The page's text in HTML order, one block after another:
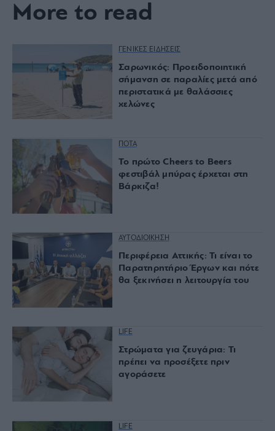
More to read
ΓΕΝΙΚΕΣ ΕΙΔΗΣΕΙΣ
Σαρωνικός: Προειδοποιητική
σήμανση σε παραλίες μετά από
περιστατικά με θαλάσσιες
χελώνες
ΠΟΤΑ
Το πρώτο Cheers to Beers
φεστιβάλ μπύρας έρχεται στη
Βάρκιζα!
ΑΥΤΟΔΙΟΙΚΗΣΗ
Περιφέρεια Αττικής: Τι είναι το
Παρατηρητήριο Έργων και πότε
θα ξεκινήσει η λειτουργία του
LIFE
Στρώματα για ζευγάρια: Τι
πρέπει να προσέξετε πριν
αγοράσετε
LIFE